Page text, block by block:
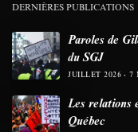
DERNIÈRES PUBLICATIONS
Paroles de
du SGJ
JUILLET 2026 7
Les relations
Québec